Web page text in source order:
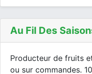
Au Fil Des
Producteur de fruits
ou sur commandes.